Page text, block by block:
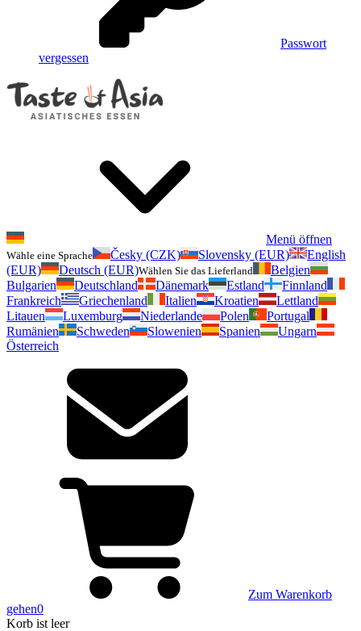
Passwort
vergessen
Menü öffnen
Wähle eine Sprache Česky (CZK) Slovensky (EUR)
English
(EUR)
Deutsch (EUR)Wählen Sie das Lieferland
Belgien
Bulgarien
Deutschland Dänemark Estland
Finnland
Frankreich
Griechenland Italien Kroatien
Lettland
Litauen
Luxemburg Niederlande Polen
Portugal
Rumänien
Schweden Slowenien Spanien
Ungarn
Österreich
Zum Warenkorb
gehen0
Korb ist leer